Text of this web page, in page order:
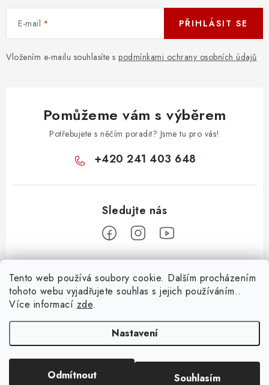
Tento web používá soubory cookie. Dalším procházením
tohoto webu vyjadřujete souhlas s jejich používáním..
Více informací zde.
Nastavení
Odmítnout Souhlasím
E-mail
Vložením e-mailu souhlasíte s podmínkami ochrany osobních údajů
PŘIHLÁSIT SE
Pomůžeme vám s výběrem
Potřebujete s něčím poradit? Jsme tu pro vás!
+420 241 403 648
Z
Informace pro vás
BLOG
Copyright 2026Huml Music . Všechna práva vyhrazena.